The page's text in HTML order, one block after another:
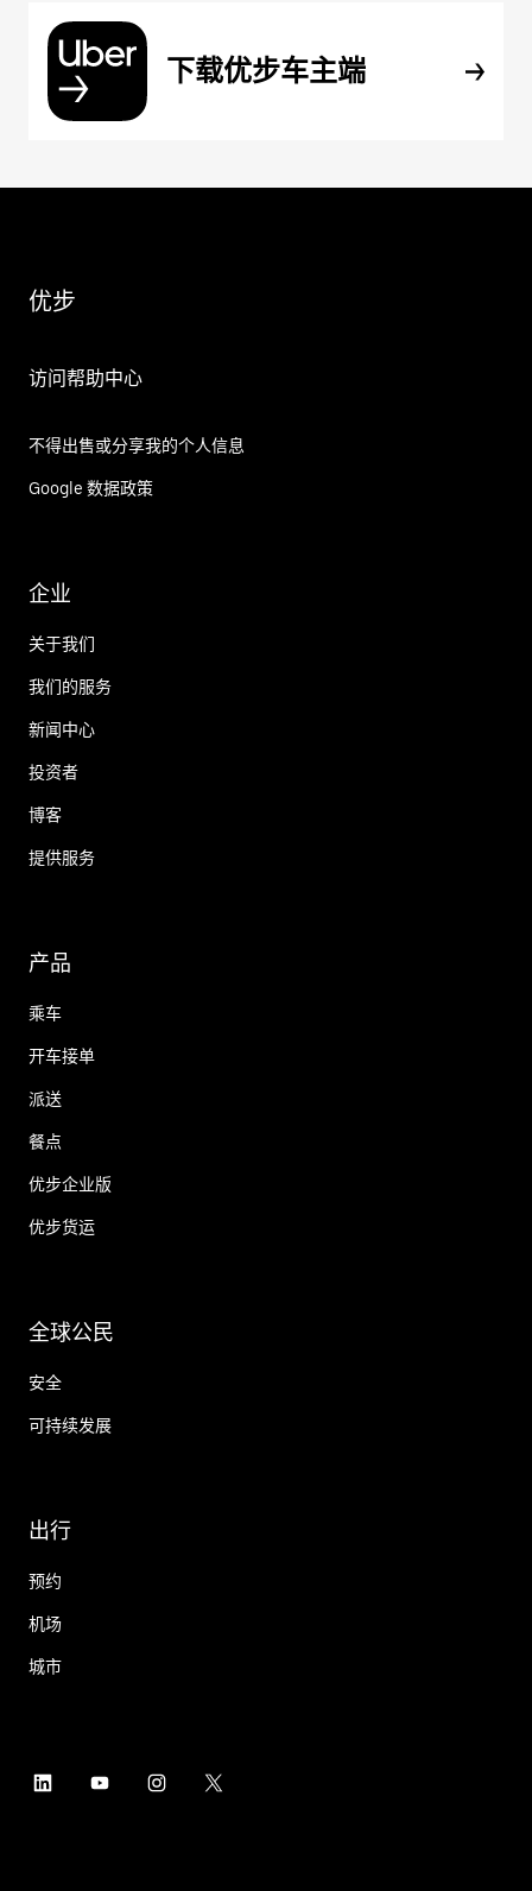
下载优步车主端
优步
访问帮助中心
不得出售或分享我的个人信息
Google 数据政策
企业
关于我们
我们的服务
新闻中心
投资者
博客
提供服务
产品
乘车
开车接单
派送
餐点
优步企业版
优步货运
全球公民
安全
可持续发展
出行
预约
机场
城市